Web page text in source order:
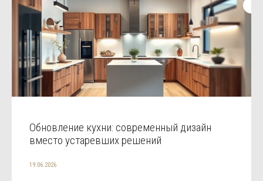
Обновление кухни: современный дизайн
вместо устаревших решений
19.06.2026